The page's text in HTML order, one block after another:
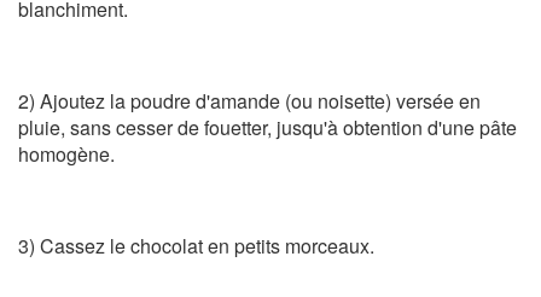
blanchiment.
2) Ajoutez la poudre d'amande (ou noisette) versée en
pluie, sans cesser de fouetter, jusqu'à obtention d'une pâte
homogène.
3) Cassez le chocolat en petits morceaux.